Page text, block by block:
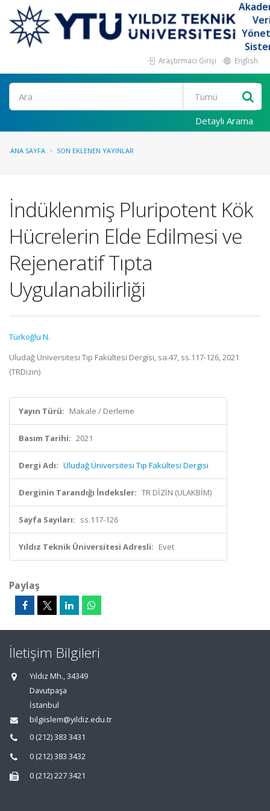
Araştırmacı Girişi English
Ara
Detaylı Arama
ANA SAYFA SON EKLENEN YAYINLAR
İndüklenmiş Pluripotent Kök
Hücrelerin Elde Edilmesi ve
Rejeneratif Tıpta
Uygulanabilirliği
Türkoğlu N.
Uludağ Üniversitesi Tıp Fakültesi Dergisi, sa.47, ss.117-126, 2021
(TRDizin)
Yayın Türü: Makale / Derleme
Basım Tarihi: 2021
Dergi Adı: Uludağ Üniversitesi Tıp Fakültesi Dergisi
Derginin Tarandığı İndeksler: TR DİZİN (ULAKBİM)
Sayfa Sayıları: ss.117-126
Yıldız Teknik Üniversitesi Adresli: Evet
Paylaş
İletişim Bilgileri
Yıldız Mh., 34349
Davutpaşa
İstanbul
bilgiislem@yildiz.edu.tr
0 (212) 383 3431
0 (212) 383 3432
0 (212) 227 3421